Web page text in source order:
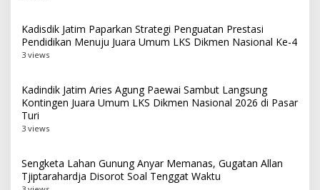
Kadisdik Jatim Paparkan Strategi Penguatan Prestasi
Pendidikan Menuju Juara Umum LKS Dikmen Nasional Ke-4
3 views
Kadindik Jatim Aries Agung Paewai Sambut Langsung
Kontingen Juara Umum LKS Dikmen Nasional 2026 di Pasar
Turi
3 views
Sengketa Lahan Gunung Anyar Memanas, Gugatan Allan
Tjiptarahardja Disorot Soal Tenggat Waktu